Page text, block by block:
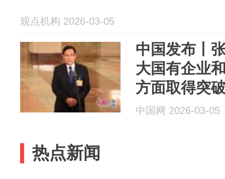
观点机构 2026-03-05
中国发布丨
大国有企业
方面取得突
中国网 2026-03-05
热点新闻